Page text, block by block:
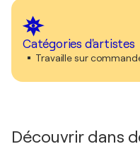
Catégories d'artistes
Travaille sur
Découvrir dans